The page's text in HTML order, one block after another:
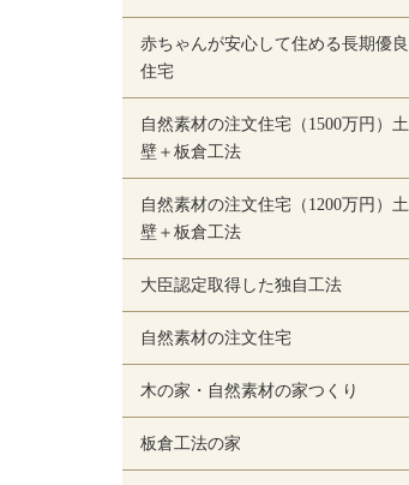
赤ちゃんが安心して住める長期優良
住宅
自然素材の注文住宅（1500万円）土
壁＋板倉工法
自然素材の注文住宅（1200万円）土
壁＋板倉工法
大臣認定取得した独自工法
自然素材の注文住宅
木の家・自然素材の家つくり
板倉工法の家